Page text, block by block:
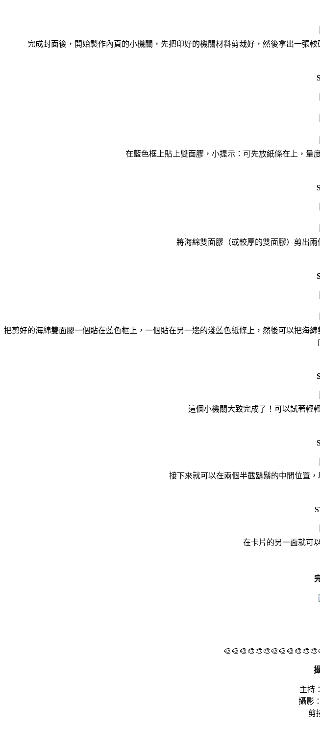
完成封面後，開始製作內頁的小機關，先把印好的機關材料剪裁好，然後拿出一張
在藍色框上貼上雙面膠，小提示：可先放紙條在上，量
將海綿雙面膠（或較厚的雙面膠）剪出
把剪好的海綿雙面膠一個貼在藍色框上，一個貼在另一邊的淺藍色紙條上，然後可以把海
這個小機關大致完成了！可以試著輕
接下來就可以在兩個半截鬍鬚的中間位置
在卡片的另一面就可
主持
攝影
剪